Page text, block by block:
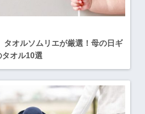
タオルソムリエが厳選！母の日ギ
オル10選